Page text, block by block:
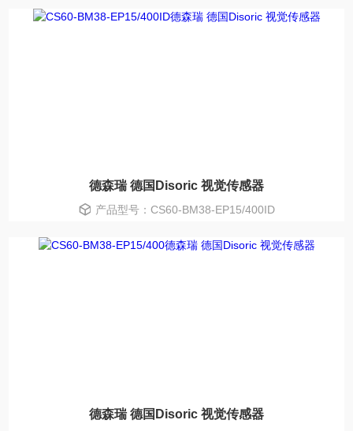
德森瑞 德国Disoric 视觉传感器
产品型号：CS60-BM38-EP15/400ID
德森瑞 德国Disoric 视觉传感器